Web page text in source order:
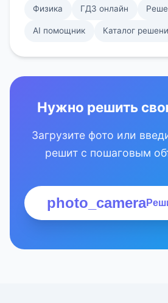
Физика ГДЗ онлайн
AI помощник Каталог
Нужно решить
Загрузите фото или
решит с пошаговым
photo_camera